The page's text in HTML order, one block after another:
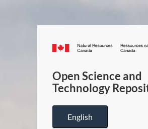
Canada.ca
Open Science and
Technology
English